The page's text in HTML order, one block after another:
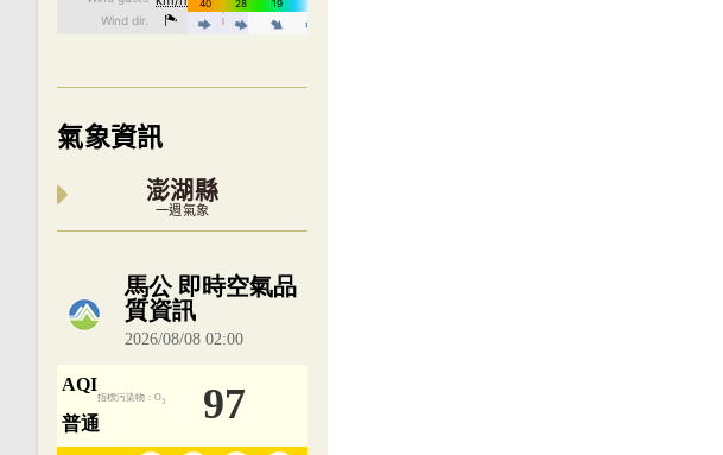
氣象資訊
澎湖縣
一週氣象
內嵌空氣品質小工具為視覺預覽，完整即時空氣品質資料請開啟